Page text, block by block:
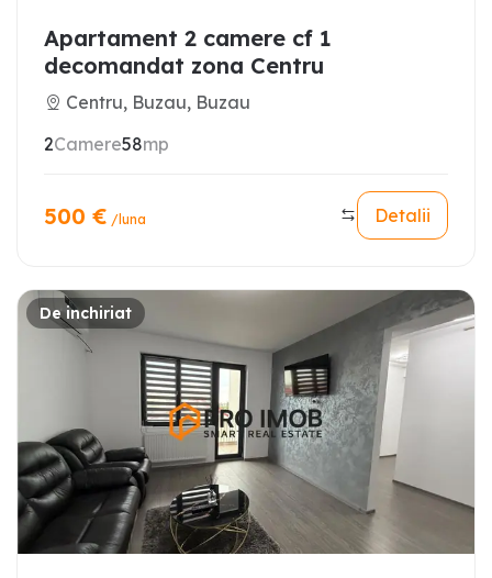
Apartament 2 camere cf 1
decomandat zona Centru
Centru, Buzau, Buzau
2Camere58mp
500 € /luna Detalii
De inchiriat